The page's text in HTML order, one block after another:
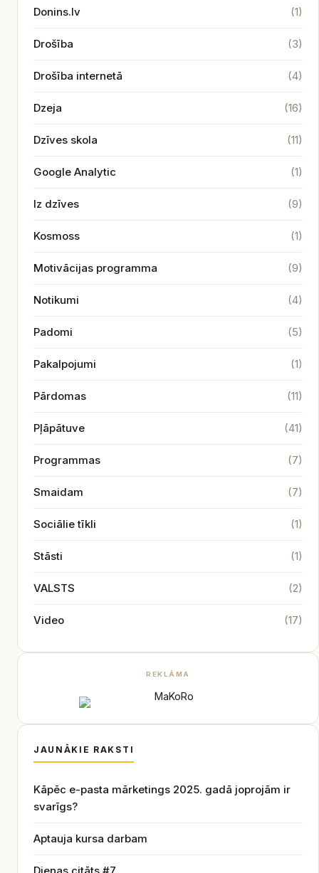
Donins.lv (1)
Drošība (3)
Drošība internetā (4)
Dzeja (16)
Dzīves skola (11)
Google Analytic (1)
Iz dzīves (9)
Kosmoss (1)
Motivācijas programma (9)
Notikumi (4)
Padomi (5)
Pakalpojumi (1)
Pārdomas (11)
Pļāpātuve (41)
Programmas (7)
Smaidam (7)
Sociālie tīkli (1)
Stāsti (1)
VALSTS (2)
Video (17)
REKLĀMA
JAUNĀKIE RAKSTI
Kāpēc e-pasta mārketings 2025. gadā joprojām ir
svarīgs?
Aptauja kursa darbam
Dienas citāts #7